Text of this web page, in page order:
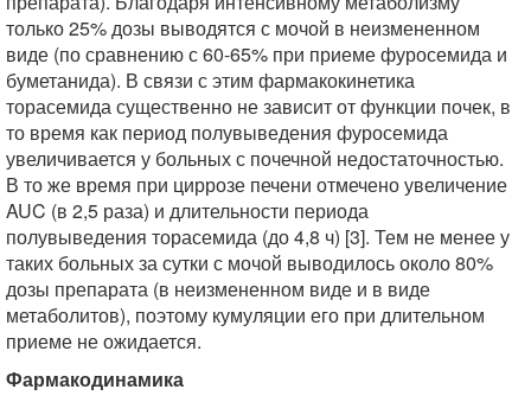
только 25% дозы выводятся с мочой в неизмененном
виде (по сравнению с 60-65% при приеме фуросемида и
буметанида). В связи с этим фармакокинетика
торасемида существенно не зависит от функции почек, в
то время как период полувыведения фуросемида
увеличивается у больных с почечной недостаточностью.
В то же время при циррозе печени отмечено увеличение
AUC (в 2,5 раза) и длительности периода
полувыведения торасемида (до 4,8 ч) [3]. Тем не менее у
таких больных за сутки с мочой выводилось около 80%
дозы препарата (в неизмененном виде и в виде
метаболитов), поэтому кумуляции его при длительном
приеме не ожидается.
Фармакодинамика